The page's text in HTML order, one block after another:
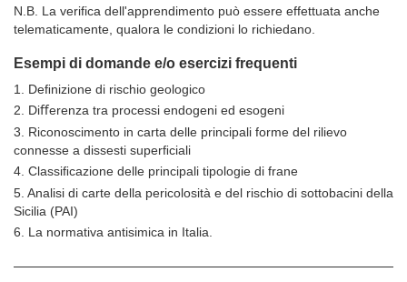
N.B. La verifica dell'apprendimento può essere effettuata anche
telematicamente, qualora le condizioni lo richiedano.
Esempi di domande e/o esercizi frequenti
1. Deﬁnizione di rischio geologico
2. Diﬀerenza tra processi endogeni ed esogeni
3. Riconoscimento in carta delle principali forme del rilievo
connesse a dissesti superﬁciali
4. Classiﬁcazione delle principali tipologie di frane
5. Analisi di carte della pericolosità e del rischio di sottobacini della
Sicilia (PAI)
6. La normativa antisimica in Italia.